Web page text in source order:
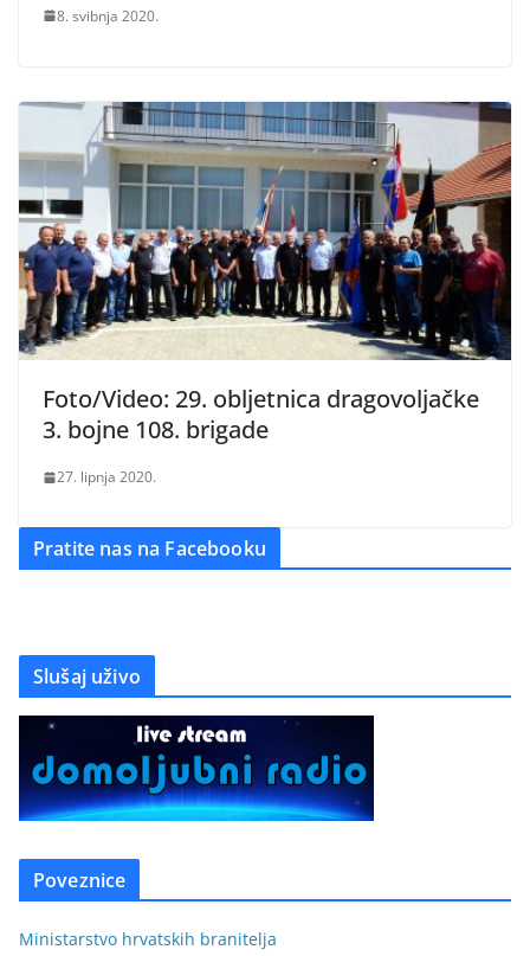
8. svibnja 2020.
Foto/Video: 29. obljetnica dragovoljačke
3. bojne 108. brigade
27. lipnja 2020.
Pratite nas na Facebooku
Slušaj uživo
Poveznice
Ministarstvo hrvatskih branitelja